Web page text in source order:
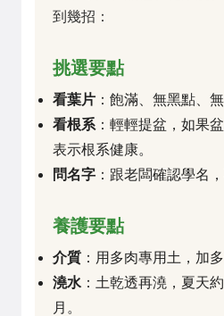
到幾招：
挑選要點
看葉片 ：飽滿、無黑點、無
看根系 ：輕輕提盆，如果
表示根系健康。
問名字 ：跟老闆確認學名
養護要點
介質 ：用多肉專用土，加
澆水 ：土乾透再澆，夏天
月。